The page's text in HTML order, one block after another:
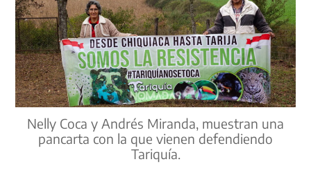
Nelly Coca y Andrés Miranda, muestran una
pancarta con la que vienen defendiendo
Tariquía.